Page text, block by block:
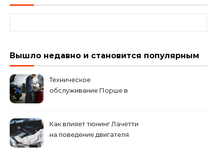
Вышло недавно и становится популярным
Техническое
обслуживание Порше в
Как влияет тюнинг Лачетти
на поведение двигателя